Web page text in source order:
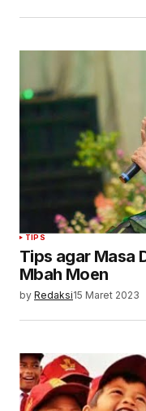
TIPS
Tips agar Masa
Mbah Moen
by Redaksi15 Maret 2023